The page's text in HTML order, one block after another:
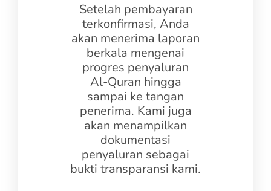
Setelah pembayaran
terkonfirmasi, Anda
akan menerima laporan
berkala mengenai
progres penyaluran
Al-Quran hingga
sampai ke tangan
penerima. Kami juga
akan menampilkan
dokumentasi
penyaluran sebagai
bukti transparansi kami.